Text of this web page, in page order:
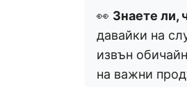
👀 Знаете ли,
давайки на
извън
на важни